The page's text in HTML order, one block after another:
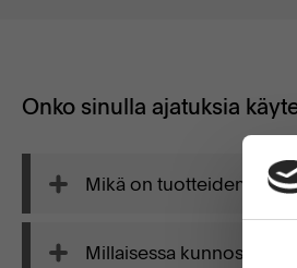
Onko sinulla ajatuksia
Mikä on tuotteiden
Millaisessa kunnossa